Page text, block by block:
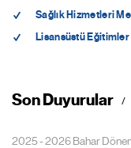
Sağlık Hizmetleri
Lisansüstü Eğitimler
Son Duyurular
2025 - 2026 Bahar